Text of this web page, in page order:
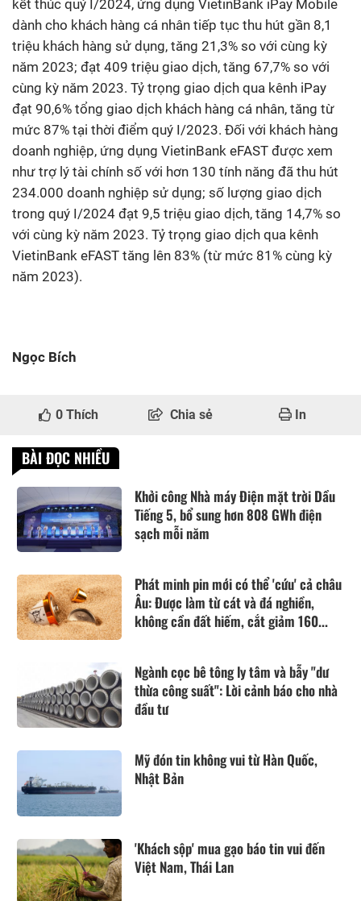
kết thúc quý I/2024, ứng dụng VietinBank iPay Mobile
dành cho khách hàng cá nhân tiếp tục thu hút gần 8,1
triệu khách hàng sử dụng, tăng 21,3% so với cùng kỳ
năm 2023; đạt 409 triệu giao dịch, tăng 67,7% so với
cùng kỳ năm 2023. Tỷ trọng giao dịch qua kênh iPay
đạt 90,6% tổng giao dịch khách hàng cá nhân, tăng từ
mức 87% tại thời điểm quý I/2023. Đối với khách hàng
doanh nghiệp, ứng dụng VietinBank eFAST được xem
như trợ lý tài chính số với hơn 130 tính năng đã thu hút
234.000 doanh nghiệp sử dụng; số lượng giao dịch
trong quý I/2024 đạt 9,5 triệu giao dịch, tăng 14,7% so
với cùng kỳ năm 2023. Tỷ trọng giao dịch qua kênh
VietinBank eFAST tăng lên 83% (từ mức 81% cùng kỳ
năm 2023).
Ngọc Bích
0 Thích Chia sẻ In
BÀI ĐỌC NHIỀU
Khởi công Nhà máy Điện mặt trời Dầu
Tiếng 5, bổ sung hơn 808 GWh điện
sạch mỗi năm
Phát minh pin mới có thể 'cứu' cả châu
Âu: Được làm từ cát và đá nghiền,
không cần đất hiếm, cắt giảm 160...
Ngành cọc bê tông ly tâm và bẫy "dư
thừa công suất": Lời cảnh báo cho nhà
đầu tư
Mỹ đón tin không vui từ Hàn Quốc,
Nhật Bản
'Khách sộp' mua gạo báo tin vui đến
Việt Nam, Thái Lan